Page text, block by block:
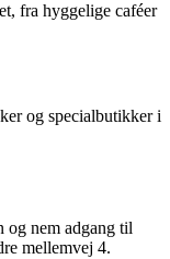
fra hyggelige caféer
og specialbutikker i
og nem adgang til
mellemvej 4.